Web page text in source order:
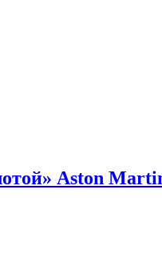
Aston